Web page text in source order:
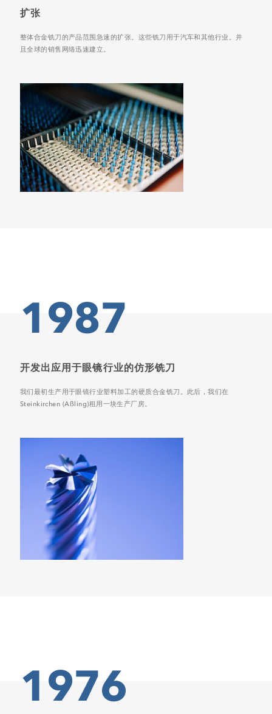
扩张
整体合金铣刀的产品范围急速的扩张。这些铣刀用于汽车和其他行业。并
且全球的销售网络迅速建立。
1987
开发出应用于眼镜行业的仿形铣刀
我们最初生产用于眼镜行业塑料加工的硬质合金铣刀。此后，我们在
Steinkirchen (Aßling)租用一块生产厂房。
1976